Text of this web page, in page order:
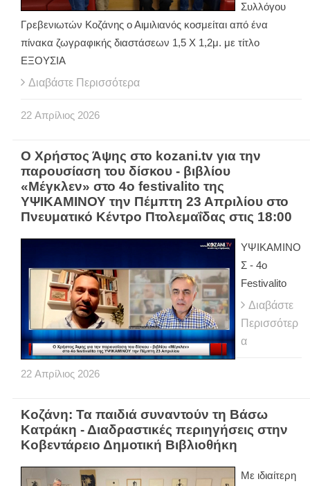
Συλλόγου
Γρεβενιωτών Κοζάνης ο Αιμιλιανός κοσμείται από ένα
πίνακα ζωγραφικής διαστάσεων 1,5 Χ 1,2μ. με τίτλο
ΕΞΟΥΣΙΑ
Διαβάστε Περισσότερα
22 Απρίλιος 2026
Ο Χρήστος Άψης στο kozani.tv για την
παρουσίαση του δίσκου - βιβλίου
«Μέγκλεν» στο 4ο festivalito της
ΥΨΙΚΑΜΙΝΟΥ την Πέμπτη 23 Απριλίου στο
Πνευματικό Κέντρο Πτολεμαΐδας στις 18:00
ΥΨΙΚΑΜΙΝΟ
Σ - 4ο
Festivalito
Διαβάστε
Περισσότερ
α
22 Απρίλιος 2026
Κοζάνη: Τα παιδιά συναντούν τη Βάσω
Κατράκη - Διαδραστικές περιηγήσεις στην
Κοβεντάρειο Δημοτική Βιβλιοθήκη
Με ιδιαίτερη